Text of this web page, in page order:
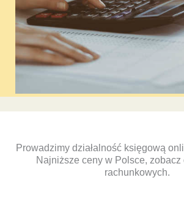
Prowadzimy działalność księgową
Najniższe ceny w Polsce, zobacz
rachunkowych.